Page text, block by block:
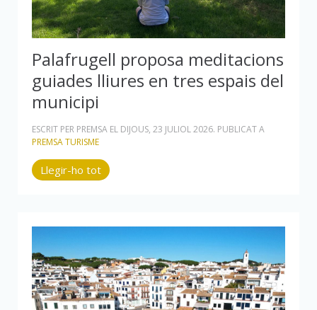
Palafrugell proposa meditacions
guiades lliures en tres espais del
municipi
ESCRIT PER PREMSA EL DIJOUS, 23 JULIOL 2026. PUBLICAT A
PREMSA TURISME
Llegir-ho tot